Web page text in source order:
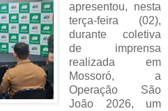
apresentou, nesta
terça-feira (02),
durante coletiva
de imprensa
realizada em
Mossoró, a
Operação São
João 2026, um